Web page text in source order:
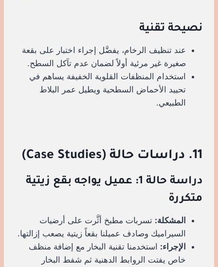
نصيحة تقنية
عند تنظيف الرخام، يفضَّل إجراء اختبار على بقعة
صغيرة غير مرئية أولاً لضمان عدم تآكل السطح.
استخدام المنظفات القلوية الخفيفة يساهم في
تحييد الأحماض السطحية ويطيل عمر البلاط
الطبيعي.
11. دراسات حالة (Case Studies)
دراسة حالة 1: عميل يواجه بقع زيتية
متكررة
المشكلة: تسربات مطبخ أثَّرت على أرضيات
السيراميك وصادف عميلنا بقعاً زيتية يصعب إزالتها.
الإجراء: استخدمنا تقنية البخار مع إضافة منظف
خاص يفتت الروابط الدهنية ثم شفط البخار